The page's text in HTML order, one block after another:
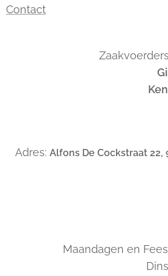
Contact
Adres: Alfons De Cockstraat 22,
Maandagen en